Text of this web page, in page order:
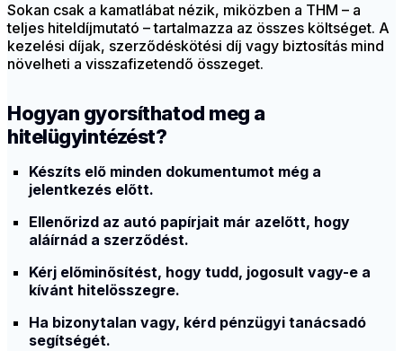
Sokan csak a kamatlábat nézik, miközben a THM – a
teljes hiteldíjmutató – tartalmazza az összes költséget. A
kezelési díjak, szerződéskötési díj vagy biztosítás mind
növelheti a visszafizetendő összeget.
Hogyan gyorsíthatod meg a
hitelügyintézést?
Készíts elő minden dokumentumot még a
jelentkezés előtt.
Ellenőrizd az autó papírjait már azelőtt, hogy
aláírnád a szerződést.
Kérj előminősítést, hogy tudd, jogosult vagy-e a
kívánt hitelösszegre.
Ha bizonytalan vagy, kérd pénzügyi tanácsadó
segítségét.